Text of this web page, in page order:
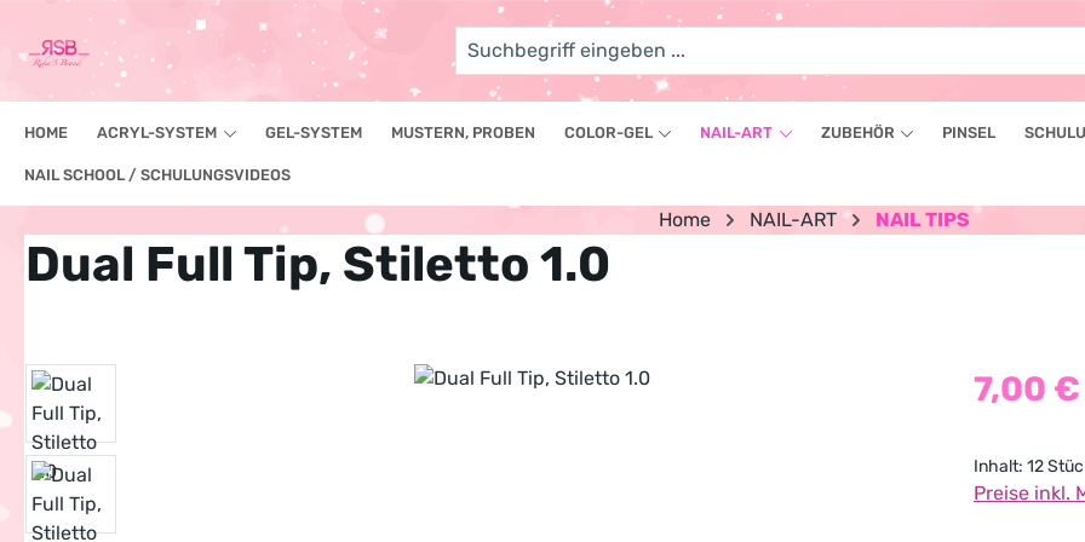
Hauptinhalt springen
Zur Suche springen
HOME ACRYL-SYSTEM GEL-SYSTEM MUSTERN, PROBEN COLOR-GEL NAIL-ART ZUBEHÖR PINSEL
NAIL SCHOOL / SCHULUNGSVIDEOS
Home NAIL-ART NAIL TIPS
Dual Full Tip, Stiletto 1.0
Bildergalerie überspringen Regulärer
7,00 €
Inhalt: 12
Preise inkl.